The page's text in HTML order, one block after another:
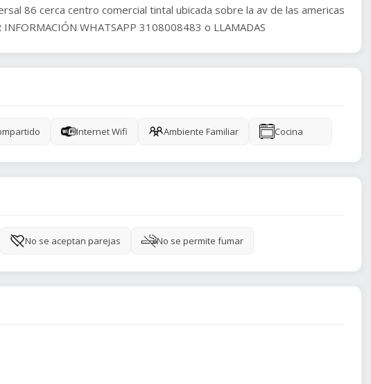
86 cerca centro comercial tintal ubicada sobre la av de las americas
WHATSAPP 3108008483 o LLAMADAS
Internet Wifi Ambiente Familiar Cocina
No se aceptan parejas No se permite fumar